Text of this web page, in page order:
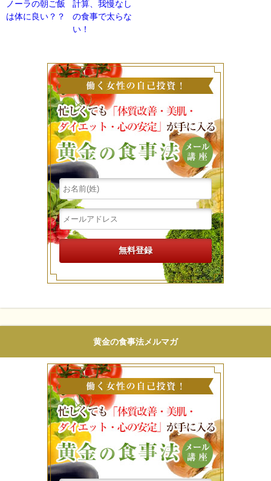
ノーラの朝ご飯
は体に良い？？
計算、我慢なし
の食事で太らな
い！
黄金の食事法メルマガ